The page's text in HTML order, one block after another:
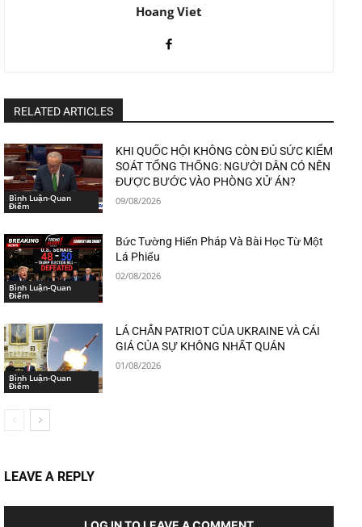
Hoang Viet
RELATED ARTICLES
Bình Luận-Quan
Điểm
KHI QUỐC HỘI KHÔNG CÒN ĐỦ SỨC KIỂM
SOÁT TỔNG THỐNG: NGƯỜI DÂN CÓ NÊN
ĐƯỢC BƯỚC VÀO PHÒNG XỬ ÁN?
09/08/2026
Bình Luận-Quan
Điểm
Bức Tường Hiến Pháp Và Bài Học Từ Một
Lá Phiếu
02/08/2026
Bình Luận-Quan
Điểm
LÁ CHẮN PATRIOT CỦA UKRAINE VÀ CÁI
GIÁ CỦA SỰ KHÔNG NHẤT QUÁN
01/08/2026
LEAVE A REPLY